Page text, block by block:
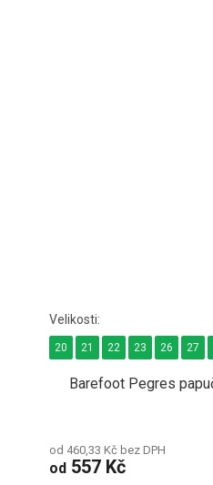
Barefoot Pegres
od 460,33 Kč bez DPH
od 557 Kč
20 21 22 23 26 27